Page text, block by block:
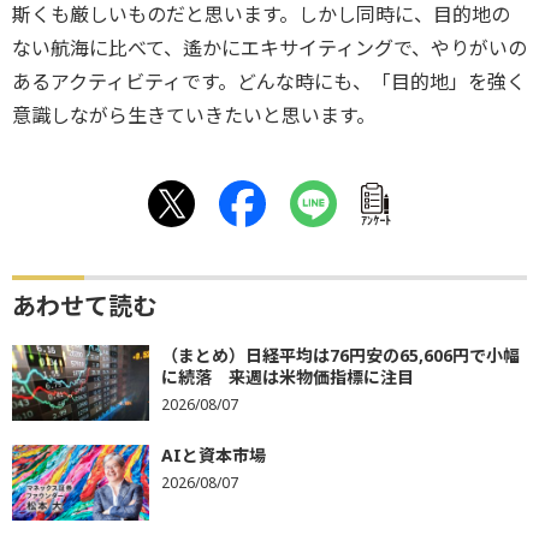
斯くも厳しいものだと思います。しかし同時に、目的地の
ない航海に比べて、遙かにエキサイティングで、やりがいの
あるアクティビティです。どんな時にも、「目的地」を強く
意識しながら生きていきたいと思います。
ｱﾝｹｰﾄ
あわせて読む
（まとめ）日経平均は76円安の65,606円で小幅
に続落 来週は米物価指標に注目
2026/08/07
AIと資本市場
2026/08/07